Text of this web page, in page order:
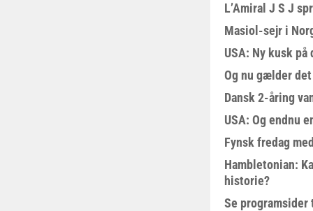
L’Amiral J S J
Masiol-sejr i
USA: Ny kusk på
Og nu gælder
Dansk 2-åring
USA: Og endnu
Fynsk fredag
Hambletonian:
historie?
Se